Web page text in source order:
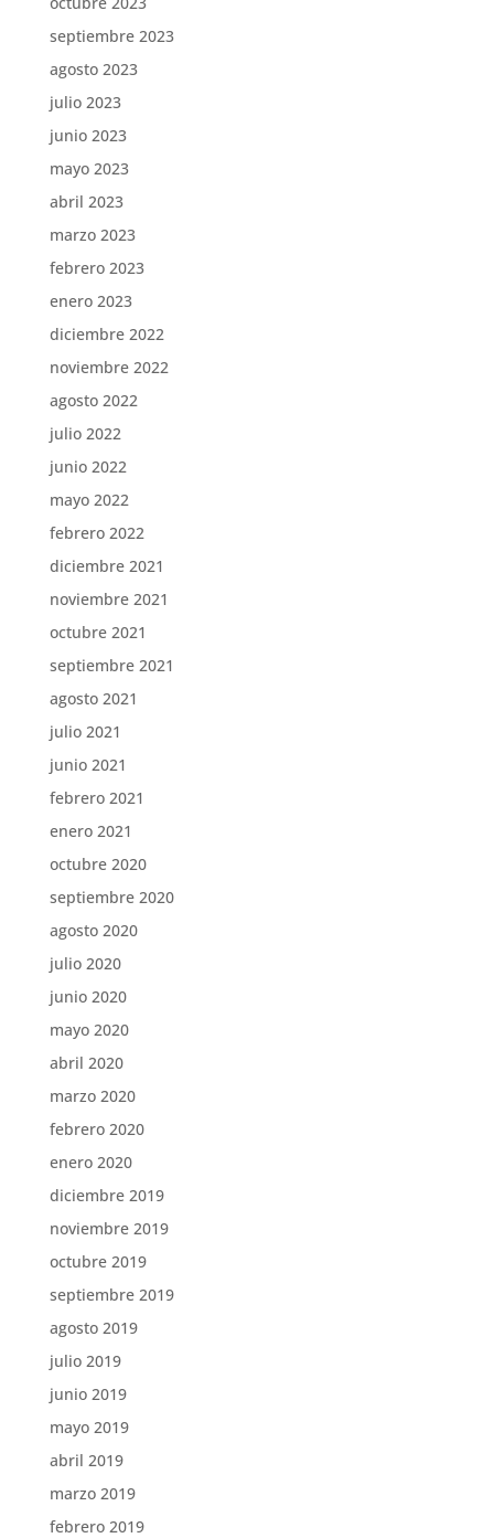
septiembre 2023
agosto 2023
julio 2023
junio 2023
mayo 2023
abril 2023
marzo 2023
febrero 2023
enero 2023
diciembre 2022
noviembre 2022
agosto 2022
julio 2022
junio 2022
mayo 2022
febrero 2022
diciembre 2021
noviembre 2021
octubre 2021
septiembre 2021
agosto 2021
julio 2021
junio 2021
febrero 2021
enero 2021
octubre 2020
septiembre 2020
agosto 2020
julio 2020
junio 2020
mayo 2020
abril 2020
marzo 2020
febrero 2020
enero 2020
diciembre 2019
noviembre 2019
octubre 2019
septiembre 2019
agosto 2019
julio 2019
junio 2019
mayo 2019
abril 2019
marzo 2019
febrero 2019